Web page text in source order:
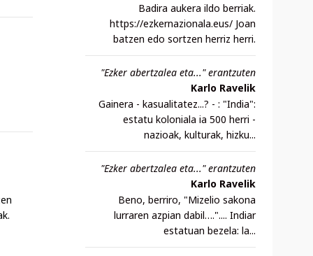
Badira aukera ildo berriak.
https://ezkernazionala.eus/ Joan
batzen edo sortzen herriz herri.
"Ezker abertzalea eta..." erantzuten
Karlo Ravelik
Gainera - kasualitatez...? - : "India":
estatu koloniala ia 500 herri -
nazioak, kulturak, hizku...
"Ezker abertzalea eta..." erantzuten
Karlo Ravelik
Beno, berriro, "Mizelio sakona
lurraren azpian dabil….".... Indiar
estatuan bezela: la...